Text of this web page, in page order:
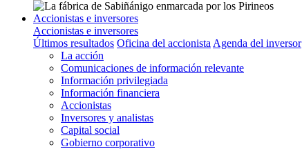
Accionistas e inversores
Accionistas e inversores
Últimos resultados Oficina del accionista Agenda del inversor
La acción
Comunicaciones de información relevante
Información privilegiada
Información financiera
Accionistas
Inversores y analistas
Capital social
Gobierno corporativo